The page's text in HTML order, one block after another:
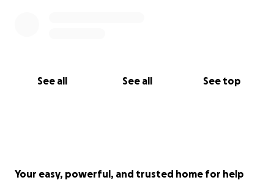
See all See all See top
Your easy, powerful, and trusted home for help